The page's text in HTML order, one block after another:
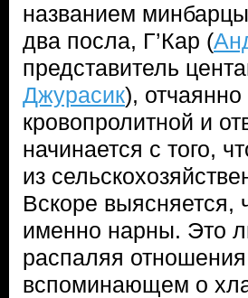
названием
два посла, Г’Кар (
представитель
Джурасик), отчаянно
кровопролитной и
начинается с того,
из
Вскоре выясняется,
именно нарны. Это
распаляя
вспоминающем о